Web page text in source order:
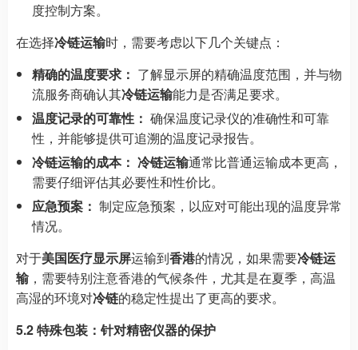
度控制方案。
在选择冷链运输时，需要考虑以下几个关键点：
精确的温度要求： 了解显示屏的精确温度范围，并与物
流服务商确认其冷链运输能力是否满足要求。
温度记录的可靠性： 确保温度记录仪的准确性和可靠
性，并能够提供可追溯的温度记录报告。
冷链运输的成本： 冷链运输通常比普通运输成本更高，
需要仔细评估其必要性和性价比。
应急预案： 制定应急预案，以应对可能出现的温度异常
情况。
对于美国医疗显示屏运输到香港的情况，如果需要冷链运
输，需要特别注意香港的气候条件，尤其是在夏季，高温
高湿的环境对冷链的稳定性提出了更高的要求。
5.2 特殊包装：针对精密仪器的保护